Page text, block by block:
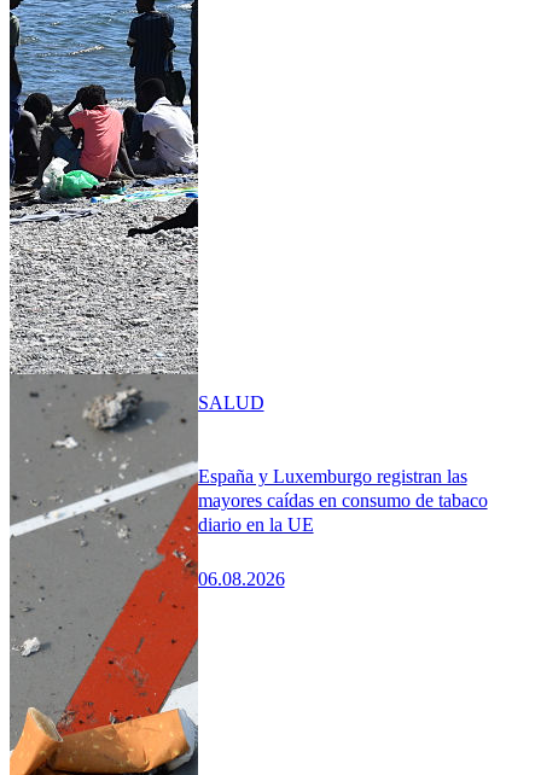
España y Luxemburgo registran las
mayores caídas en consumo de tabaco
diario en la UE
06.08.2026
SALUD